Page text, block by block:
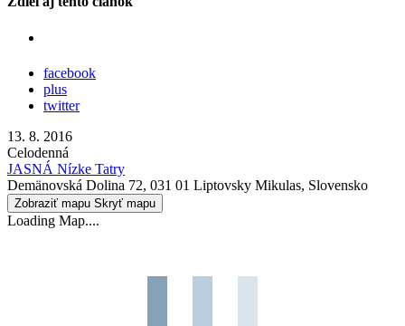
facebook
plus
twitter
13. 8. 2016
Celodenná
JASNÁ Nízke Tatry
Demänovská Dolina 72, 031 01 Liptovsky Mikulas, Slovensko
Zobraziť mapu Skryť mapu
Loading Map....